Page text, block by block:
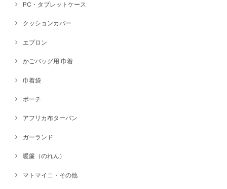
PC・タブレットケース
クッションカバー
エプロン
かごバッグ用 巾着
巾着袋
ポーチ
アフリカ布ターバン
ガーランド
暖簾（のれん）
マトマイニ・その他